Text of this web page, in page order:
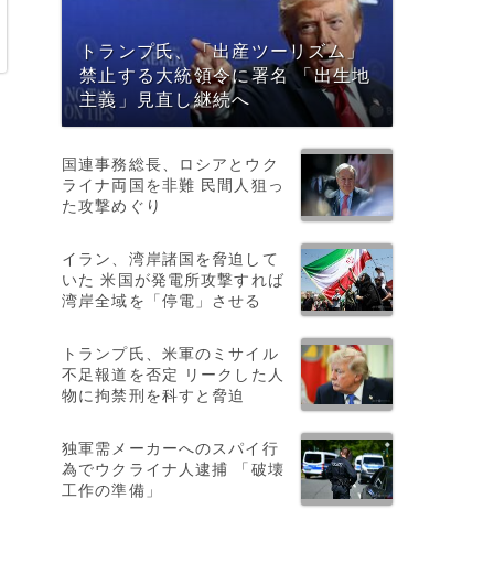
トランプ氏、「出産ツーリズム」
禁止する大統領令に署名 「出生地
主義」見直し継続へ
国連事務総長、ロシアとウク
ライナ両国を非難 民間人狙っ
た攻撃めぐり
イラン、湾岸諸国を脅迫して
いた 米国が発電所攻撃すれば
湾岸全域を「停電」させる
トランプ氏、米軍のミサイル
不足報道を否定 リークした人
物に拘禁刑を科すと脅迫
独軍需メーカーへのスパイ行
為でウクライナ人逮捕 「破壊
工作の準備」